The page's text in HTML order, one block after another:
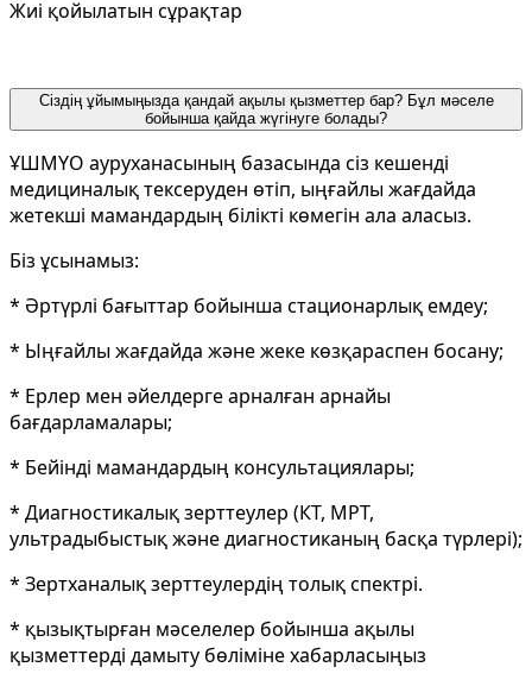
Жиі қойылатын сұрақтар
Сіздің ұйымыңызда қандай ақылы қызметтер бар? Бұл мәселе
бойынша қайда жүгінуге болады?
ҰШМҮО ауруханасының базасында сіз кешенді
медициналық тексеруден өтіп, ыңғайлы жағдайда
жетекші мамандардың білікті көмегін ала аласыз.
Біз ұсынамыз:
* Әртүрлі бағыттар бойынша стационарлық емдеу;
* Ыңғайлы жағдайда және жеке көзқараспен босану;
* Ерлер мен әйелдерге арналған арнайы
бағдарламалары;
* Бейінді мамандардың консультациялары;
* Диагностикалық зерттеулер (КТ, МРТ,
ультрадыбыстық және диагностиканың басқа түрлері);
* Зертханалық зерттеулердің толық спектрі.
* қызықтырған мәселелер бойынша ақылы
қызметтерді дамыту бөліміне хабарласыңыз